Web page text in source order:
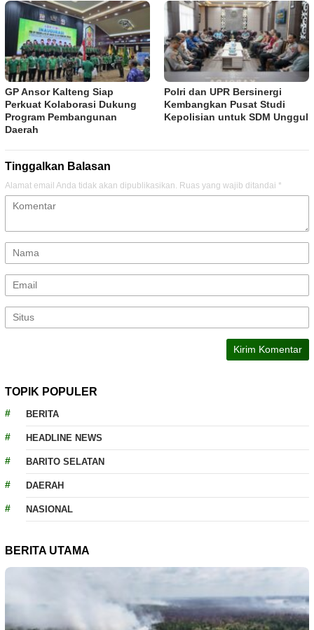
GP Ansor Kalteng Siap
Perkuat Kolaborasi Dukung
Program Pembangunan
Daerah
Polri dan UPR Bersinergi
Kembangkan Pusat Studi
Kepolisian untuk SDM Unggul
Tinggalkan Balasan
Alamat email Anda tidak akan dipublikasikan. Ruas yang wajib ditandai *
TOPIK POPULER
BERITA
HEADLINE NEWS
BARITO SELATAN
DAERAH
NASIONAL
BERITA UTAMA